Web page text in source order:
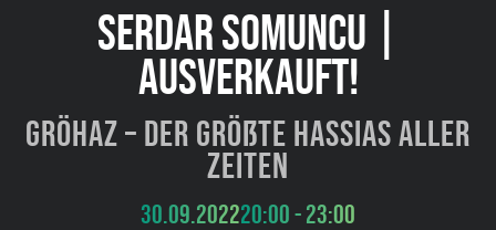
SERDAR SOMUNCU |
AUSVERKAUFT!
GröHaZ – Der größte Hassias aller
Zeiten
30.09.202220:00 - 23:00